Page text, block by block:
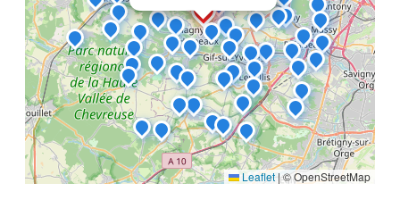
Leaflet |© OpenStreetMap